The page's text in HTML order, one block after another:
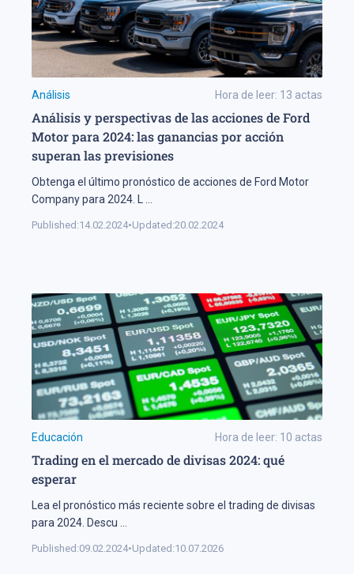
Análisis Hora de leer: 13 actas
Análisis y perspectivas de las acciones de Ford
Motor para 2024: las ganancias por acción
superan las previsiones
Obtenga el último pronóstico de acciones de Ford Motor
Company para 2024. L
Published:14.02.2024•Updated:20.02.2024
Educación Hora de leer: 10 actas
Trading en el mercado de divisas 2024: qué
esperar
Lea el pronóstico más reciente sobre el trading de divisas
para 2024. Descu
Published:09.02.2024•Updated:10.07.2026